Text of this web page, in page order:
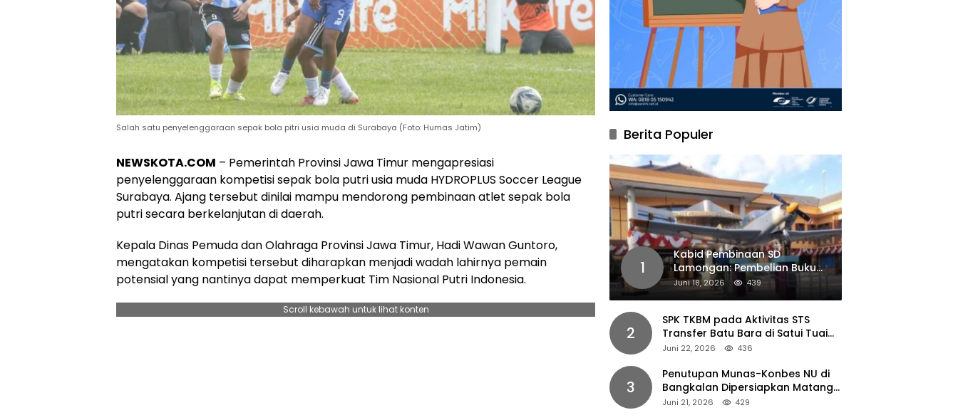
Salah satu penyelenggaraan sepak bola pitri usia muda di Surabaya (Foto: Humas Jatim)
NEWSKOTA.COM – Pemerintah Provinsi Jawa Timur mengapresiasi
penyelenggaraan kompetisi sepak bola putri usia muda HYDROPLUS Soccer League
Surabaya. Ajang tersebut dinilai mampu mendorong pembinaan atlet sepak bola
putri secara berkelanjutan di daerah.
Kepala Dinas Pemuda dan Olahraga Provinsi Jawa Timur, Hadi Wawan Guntoro,
mengatakan kompetisi tersebut diharapkan menjadi wadah lahirnya pemain
potensial yang nantinya dapat memperkuat Tim Nasional Putri Indonesia.
Scroll kebawah untuk lihat konten
Berita Populer
1
Kabid Pembinaan SD
Lamongan: Pembelian Buku
Pendamping Tidak Boleh
Dipaksakan
Juni 18, 2026 439
2
SPK TKBM pada Aktivitas STS
Transfer Batu Bara di Satui Tuai
Sorotan
Juni 22, 2026 436
3
Penutupan Munas-Konbes NU di
Bangkalan Dipersiapkan Matang,
Gus Ipul Turun Tangan
Juni 21, 2026 429